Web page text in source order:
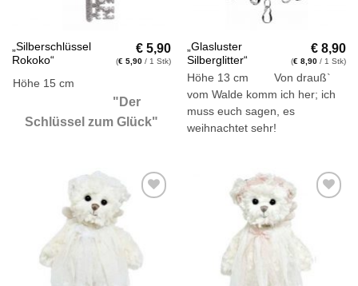
„Silberschlüssel
Rokoko“
€ 5,90
(€ 5,90 / 1 Stk)
Höhe 15 cm
" Der
Schlüssel zum Glück"
„Glasluster
Silberglitter“
€ 8,90
(€ 8,90 / 1 Stk)
Höhe 13 cm Von drauß`
vom Walde komm ich her; ich
muss euch sagen, es
weihnachtet sehr!
Auf die
Wunschliste
Auf die
Wunschliste